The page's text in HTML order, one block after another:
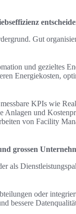
Gut
und gezieltes
Energiekosten,
KPIs wie
und
von Facility
grossen
als
oder
bessere